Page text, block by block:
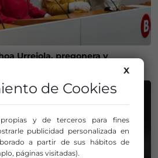
Urrejola, pregonera y
2026 en Bilbao
X
de Cookies
y de terceros para fines
publicidad personalizada en
a partir de sus hábitos de
páginas visitadas).